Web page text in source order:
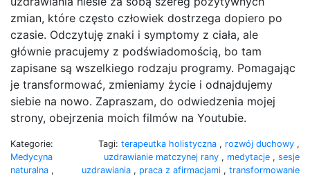
zmian, które często człowiek dostrzega dopiero po
czasie. Odczytuję znaki i symptomy z ciała, ale
głównie pracujemy z podświadomością, bo tam
zapisane są wszelkiego rodzaju programy. Pomagając
je transformować, zmieniamy życie i odnajdujemy
siebie na nowo. Zapraszam, do odwiedzenia mojej
strony, obejrzenia moich filmów na Youtubie.
Kategorie:
Medycyna
naturalna ,
Tagi: terapeutka holistyczna , rozwój duchowy ,
uzdrawianie matczynej rany , medytacje , sesje
uzdrawiania , praca z afirmacjami , transformowanie